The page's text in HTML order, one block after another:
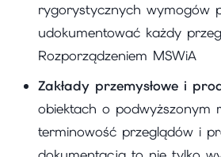
rygorystycznych wymogów
udokumentować każdy
Rozporządzeniem MSWiA
Zakłady przemysłowe i
obiektach o podwyższonym
terminowość przeglądów i